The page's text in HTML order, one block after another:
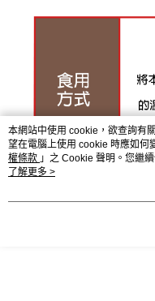
本網站中使用 cookie，欲查詢有
望在電腦上使用 cookie 時應如何
權條款 」之 Cookie 聲明。您繼
用條款之 Cookie 聲明使用 cookie
了解更多 >